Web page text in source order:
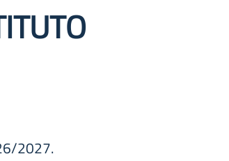
2027.